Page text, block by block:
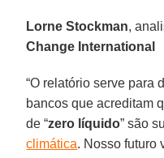
Lorne Stockman,
Change International
“O relatório serve para
bancos que acreditam
de “zero líquido” são
climática. Nosso futuro